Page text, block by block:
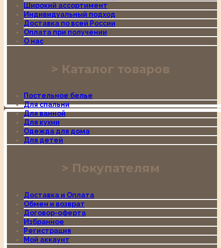
Широкий ассортимент
Индивидуальный подход
Доставка по всей России
Оплата при получении
О нас
Каталог товаров
Постельное белье
Для спальни
Для ванной
Для кухни
Одежда для дома
Для детей
Покупателям
Доставка и Оплата
Обмен и возврат
Договор-оферта
Избранное
Регистрация
Мой аккаунт